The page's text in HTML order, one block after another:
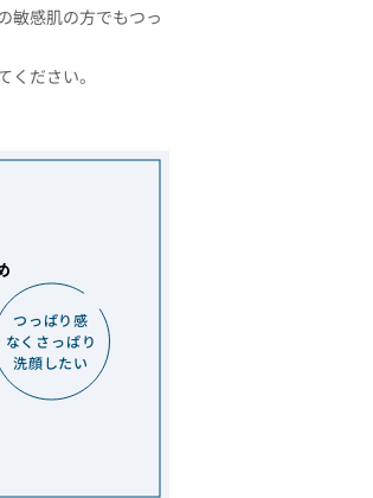
敏感肌の方でもつっ
ださい。
つっぱり感
なくさっぱり
洗顔したい